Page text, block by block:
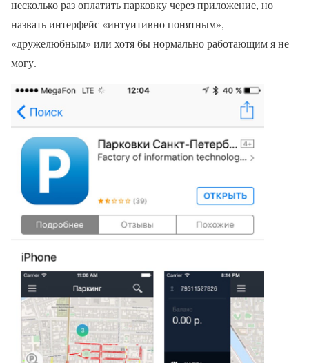
несколько раз оплатить парковку через приложение, но
назвать интерфейс «интуитивно понятным»,
«дружелюбным» или хотя бы нормально работающим я не
могу.